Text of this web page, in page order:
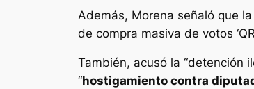
Además, Morena señaló que
de compra masiva de votos
También, acusó la “detención
“hostigamiento contra